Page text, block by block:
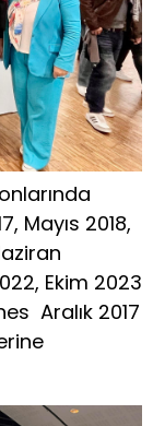
Mayıs 2018,
Ekim 2023
Aralık 2017